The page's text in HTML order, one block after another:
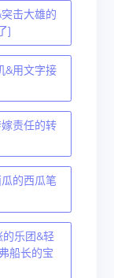
击大雄的
]
&用文字接
责任的转
的西瓜笔
乐团&轻
船长的宝